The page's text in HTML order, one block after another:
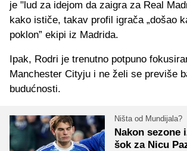
je "lud za idejom da zaigra za Real
kako ističe, takav profil igrača „došao
poklon” ekipi iz Madrida.
Ipak, Rodri je trenutno potpuno
Manchester Cityju i ne želi se previše
budućnosti.
Ništa od Mundijala?
Nakon sezone
šok za Nicu